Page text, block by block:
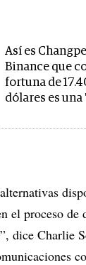
Así es
Binance que
fortuna de
dólares es
el proceso de
dice Charlie